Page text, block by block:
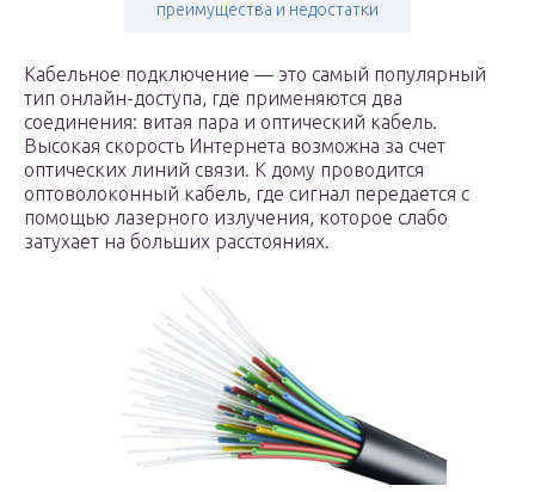
преимущества и недостатки
Кабельное подключение — это самый популярный
тип онлайн-доступа, где применяются два
соединения: витая пара и оптический кабель.
Высокая скорость Интернета возможна за счет
оптических линий связи. К дому проводится
оптоволоконный кабель, где сигнал передается с
помощью лазерного излучения, которое слабо
затухает на больших расстояниях.